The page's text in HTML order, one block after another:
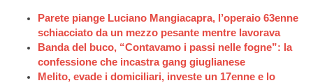
Parete piange Luciano Mangiacapra, l’operaio 63enne
schiacciato da un mezzo pesante mentre lavorava
Banda del buco, “Contavamo i passi nelle fogne”: la
confessione che incastra gang giuglianese
Melito, evade i domiciliari, investe un 17enne e lo